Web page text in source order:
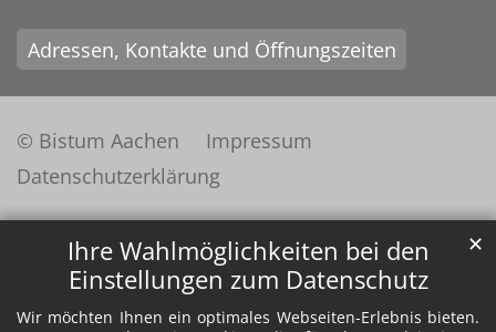
Ihre Wahlmöglichkeiten bei den
Einstellungen zum Datenschutz
Wir möchten Ihnen ein optimales Webseiten-Erlebnis bieten.
✕
Adressen, Kontakte und Öffnungszeiten
© Bistum Aachen
Impressum
Datenschutzerklärung